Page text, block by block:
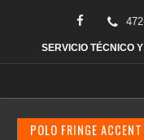
SERVICIO TÉCNICO
POLO FRINGE